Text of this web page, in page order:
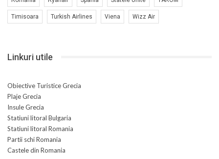
Timisoara Turkish Airlines Viena Wizz Air
Linkuri utile
Obiective Turistice Grecia
Plaje Grecia
Insule Grecia
Statiuni litoral Bulgaria
Statiuni litoral Romania
Partii schi Romania
Castele din Romania